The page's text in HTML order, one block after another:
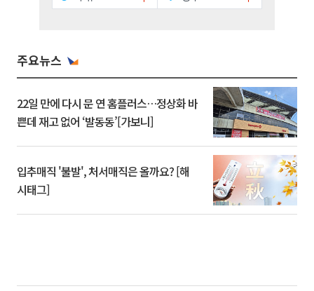
주요뉴스
22일 만에 다시 문 연 홈플러스…정상화 바
쁜데 재고 없어 ‘발동동’[가보니]
입추매직 '불발', 처서매직은 올까요? [해
시태그]